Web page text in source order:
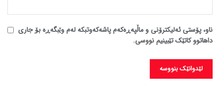
ناو، پۆستی ئەلیکترۆنی و ماڵپەڕەکەم پاشەکەوتبکە لەم وێبگەڕە بۆ جاری
داهاتوو کاتێک تێبینیم نووسی.